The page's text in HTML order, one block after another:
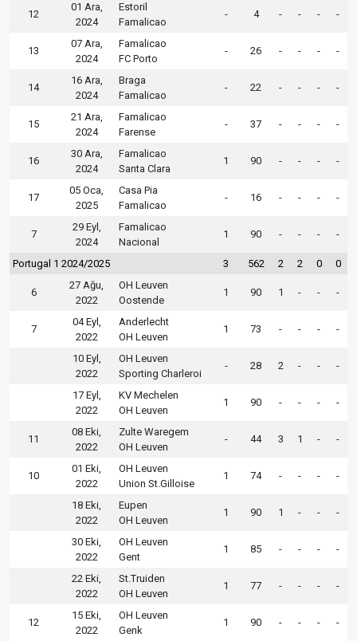
12
01 Ara,
2024
Estoril
Famalicao
- 4 - - - -
13
07 Ara,
2024
Famalicao
FC Porto
- 26 - - - -
14
16 Ara,
2024
Braga
Famalicao
- 22 - - - -
15
21 Ara,
2024
Famalicao
Farense
- 37 - - - -
16
30 Ara,
2024
Famalicao
Santa Clara
1 90 - - - -
17
05 Oca,
2025
Casa Pia
Famalicao
- 16 - - - -
7
29 Eyl,
2024
Famalicao
Nacional
1 90 - - - -
Portugal 1 2024/2025 3 562 2 2 0 0
6
27 Ağu,
2022
OH Leuven
Oostende
1 90 1 - - -
7
04 Eyl,
2022
Anderlecht
OH Leuven
1 73 - - - -
10 Eyl,
2022
OH Leuven
Sporting Charleroi
- 28 2 - - -
17 Eyl,
2022
KV Mechelen
OH Leuven
1 90 - - - -
11
08 Eki,
2022
Zulte Waregem
OH Leuven
- 44 3 1 - -
10
01 Eki,
2022
OH Leuven
Union St.Gilloise
1 74 - - - -
18 Eki,
2022
Eupen
OH Leuven
1 90 1 - - -
30 Eki,
2022
OH Leuven
Gent
1 85 - - - -
22 Eki,
2022
St.Truiden
OH Leuven
1 77 - - - -
12
15 Eki,
2022
OH Leuven
Genk
1 90 - - - -